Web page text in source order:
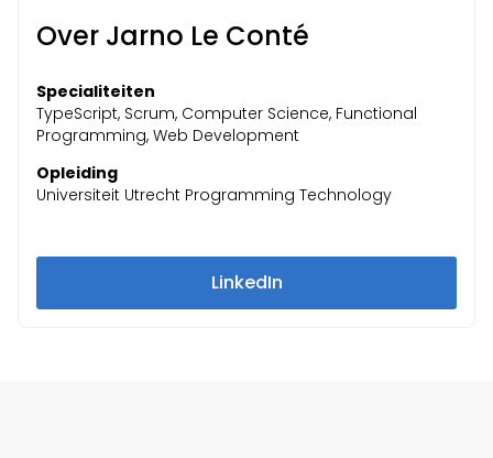
Over Jarno Le Conté
Specialiteiten
TypeScript, Scrum, Computer Science, Functional
Programming, Web Development
Opleiding
Universiteit Utrecht Programming Technology
LinkedIn